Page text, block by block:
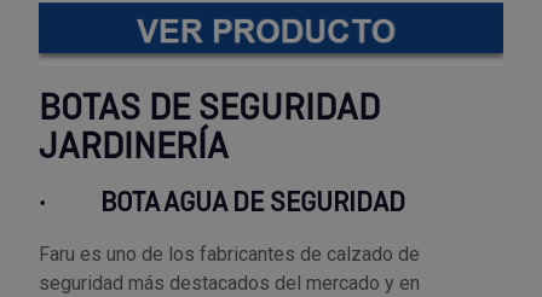
BOTAS DE SEGURIDAD
JARDINERÍA
· BOTA AGUA DE SEGURIDAD
Faru es uno de los fabricantes de calzado de
seguridad más destacados del mercado y en